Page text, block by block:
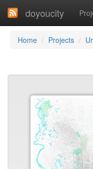
doyoucity
Home Projects